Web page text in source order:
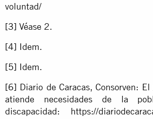
voluntad/
[3] Véase 2.
[4] Idem.
[5] Idem.
[6] Diario de Caracas, Consorven:
atiende necesidades de la
discapacidad: https://